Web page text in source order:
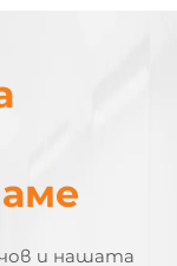
и нашата